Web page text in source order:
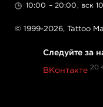
10:00 – 20:00, вск
© 1999-2026, Tattoo
Следуйте за
ВКонтакте 20